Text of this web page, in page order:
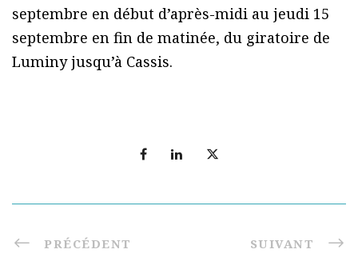
septembre en début d’après-midi au jeudi 15
septembre en fin de matinée, du giratoire de
Luminy jusqu’à Cassis.
PRÉCÉDENT SUIVANT